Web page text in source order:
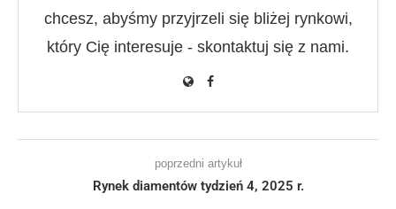
chcesz, abyśmy przyjrzeli się bliżej rynkowi,
który Cię interesuje - skontaktuj się z nami.
poprzedni artykuł
Rynek diamentów tydzień 4, 2025 r.